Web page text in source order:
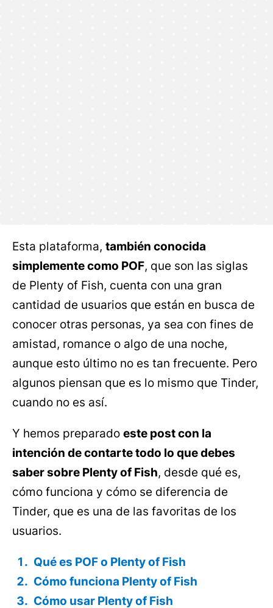
Esta plataforma, también conocida
simplemente como POF, que son las siglas
de Plenty of Fish, cuenta con una gran
cantidad de usuarios que están en busca de
conocer otras personas, ya sea con fines de
amistad, romance o algo de una noche,
aunque esto último no es tan frecuente. Pero
algunos piensan que es lo mismo que Tinder,
cuando no es así.
Y hemos preparado este post con la
intención de contarte todo lo que debes
saber sobre Plenty of Fish, desde qué es,
cómo funciona y cómo se diferencia de
Tinder, que es una de las favoritas de los
usuarios.
Qué es POF o Plenty of Fish
Cómo funciona Plenty of Fish
Cómo usar Plenty of Fish